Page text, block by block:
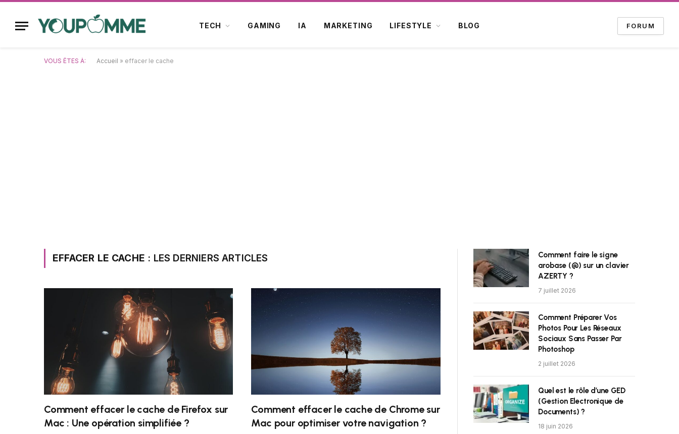
TECH GAMING IA MARKETING LIFESTYLE BLOG FORUM
VOUS ÊTES À: Accueil » effacer le cache
EFFACER LE CACHE : LES DERNIERS ARTICLES
Comment effacer le cache de Firefox sur
Mac : Une opération simplifiée ?
Comment effacer le cache de Chrome sur
Mac pour optimiser votre navigation ?
Comment faire le signe
arobase (@) sur un clavier
AZERTY ?
7 juillet 2026
Comment Préparer Vos
Photos Pour Les Réseaux
Sociaux Sans Passer Par
Photoshop
2 juillet 2026
Quel est le rôle d’une GED
(Gestion Electronique de
Documents) ?
18 juin 2026